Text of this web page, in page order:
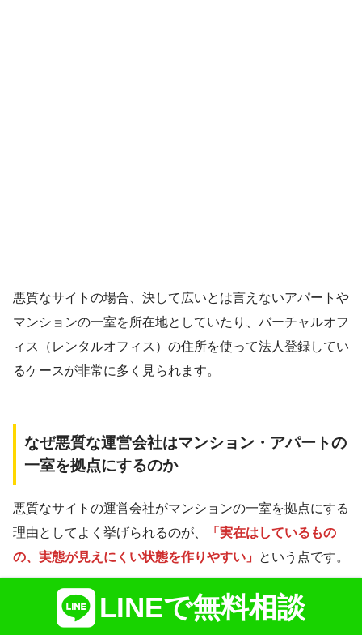
悪質なサイトの場合、決して広いとは言えないアパートや
マンションの一室を所在地としていたり、バーチャルオフ
ィス（レンタルオフィス）の住所を使って法人登録してい
るケースが非常に多く見られます。
なぜ悪質な運営会社はマンション・アパートの
一室を拠点にするのか
悪質なサイトの運営会社がマンションの一室を拠点にする
理由としてよく挙げられるのが、
「実在はしているもの
の、実態が見えにくい状態を作りやすい」
という点です。
たとえば、マンションの一室を所在地にしている場合、
LINEで無料相談